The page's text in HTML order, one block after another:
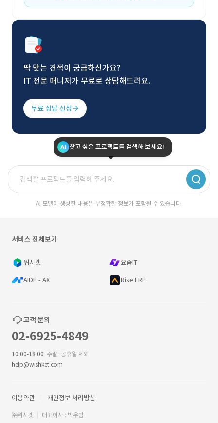
딱 맞는 견적이 궁금하신가요?
IT 전문 매니저가 무료로 상담해드려요.
무료 상담 신청
찾고 싶은 프로젝트를 검색해 보세요!
AI 모델이 생성한 내용은 부정확한 정보가 포함될 수 있습니다.
서비스 전체보기
위시켓 요즘IT
AIDP - AX Rise ERP
고객 문의
02-6925-4849
10:00-18:00 주말·공휴일 제외
help@wishket.com
이용약관 개인정보 처리방침
㈜위시켓
대표이사 : 박우범